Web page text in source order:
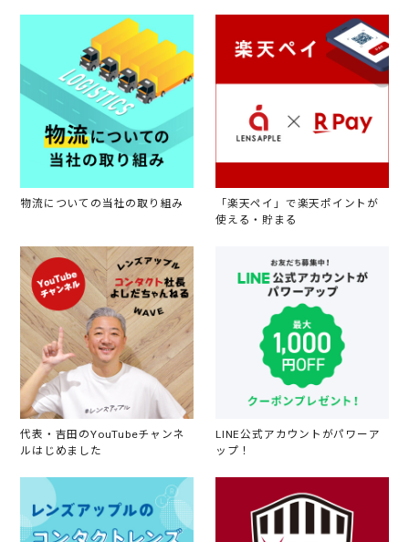
物流についての当社の取り組み
「楽天ペイ」で楽天ポイントが
使える・貯まる
代表・吉田のYouTubeチャンネ
ルはじめました
LINE公式アカウントがパワーア
ップ！